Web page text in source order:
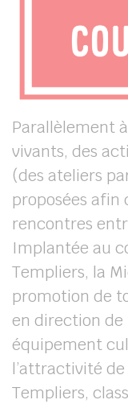
Parallèlement
vivants, des
(des ateliers
proposées afin
rencontres
Implantée au
Templiers, la
promotion de
en direction de
équipement
l’attractivité
Templiers,